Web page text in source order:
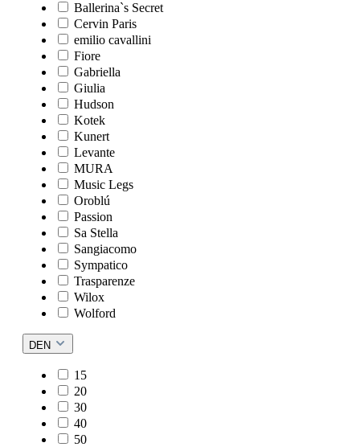
Ballerina`s Secret
Cervin Paris
emilio cavallini
Fiore
Gabriella
Giulia
Hudson
Kotek
Kunert
Levante
MURA
Music Legs
Oroblú
Passion
Sa Stella
Sangiacomo
Sympatico
Trasparenze
Wilox
Wolford
DEN
15
20
30
40
50